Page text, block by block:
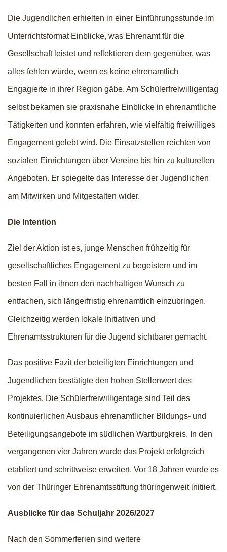
Die Jugendlichen erhielten in einer Einführungsstunde im
Unterrichtsformat Einblicke, was Ehrenamt für die
Gesellschaft leistet und reflektieren dem gegenüber, was
alles fehlen würde, wenn es keine ehrenamtlich
Engagierte in ihrer Region gäbe. Am Schülerfreiwilligentag
selbst bekamen sie praxisnahe Einblicke in ehrenamtliche
Tätigkeiten und konnten erfahren, wie vielfältig freiwilliges
Engagement gelebt wird. Die Einsatzstellen reichten von
sozialen Einrichtungen über Vereine bis hin zu kulturellen
Angeboten. Er spiegelte das Interesse der Jugendlichen
am Mitwirken und Mitgestalten wider.
Die Intention
Ziel der Aktion ist es, junge Menschen frühzeitig für
gesellschaftliches Engagement zu begeistern und im
besten Fall in ihnen den nachhaltigen Wunsch zu
entfachen, sich längerfristig ehrenamtlich einzubringen.
Gleichzeitig werden lokale Initiativen und
Ehrenamtsstrukturen für die Jugend sichtbarer gemacht.
Das positive Fazit der beteiligten Einrichtungen und
Jugendlichen bestätigte den hohen Stellenwert des
Projektes. Die Schülerfreiwilligentage sind Teil des
kontinuierlichen Ausbaus ehrenamtlicher Bildungs- und
Beteiligungsangebote im südlichen Wartburgkreis. In den
vergangenen vier Jahren wurde das Projekt erfolgreich
etabliert und schrittweise erweitert. Vor 18 Jahren wurde es
von der Thüringer Ehrenamtsstiftung thüringenweit initiiert.
Ausblicke für das Schuljahr 2026/2027
Nach den Sommerferien sind weitere